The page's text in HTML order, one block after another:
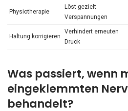
Physiotherapie
Löst gezielt
Verspannungen
Haltung korrigieren
Verhindert erneuten
Druck
Was passiert, wenn
eingeklemmten
behandelt?